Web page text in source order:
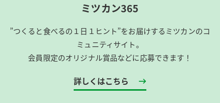
ミツカン365
”つくると食べるの１日１ヒント”をお届けするミツカンのコ
ミュニティサイト。
会員限定のオリジナル賞品などに応募できます！
詳しくはこちら